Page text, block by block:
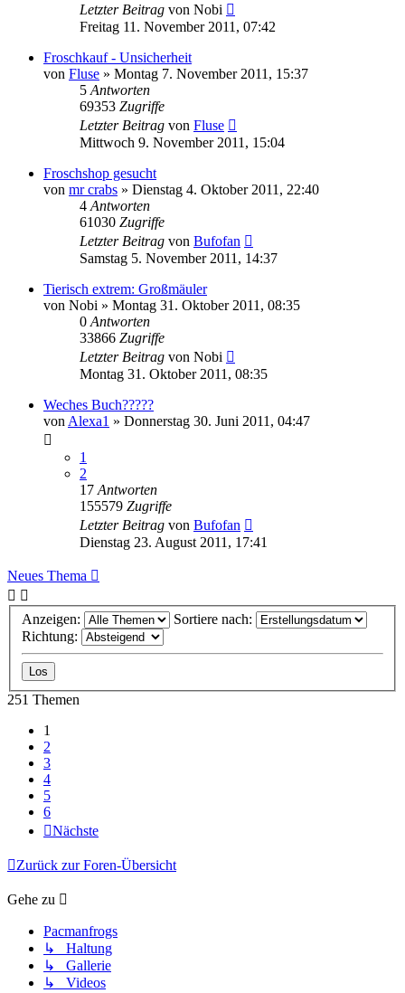
Letzter Beitrag von Nobi
Freitag 11. November 2011, 07:42
Froschkauf - Unsicherheit
von Fluse » Montag 7. November 2011, 15:37
5 Antworten
69353 Zugriffe
Letzter Beitrag von Fluse
Mittwoch 9. November 2011, 15:04
Froschshop gesucht
von mr crabs » Dienstag 4. Oktober 2011, 22:40
4 Antworten
61030 Zugriffe
Letzter Beitrag von Bufofan
Samstag 5. November 2011, 14:37
Tierisch extrem: Großmäuler
von Nobi » Montag 31. Oktober 2011, 08:35
0 Antworten
33866 Zugriffe
Letzter Beitrag von Nobi
Montag 31. Oktober 2011, 08:35
Weches Buch?????
von Alexa1 » Donnerstag 30. Juni 2011, 04:47
1
2
17 Antworten
155579 Zugriffe
Letzter Beitrag von Bufofan
Dienstag 23. August 2011, 17:41
Neues Thema
Anzeigen:
Sortiere nach:
Richtung:
251 Themen
1
2
3
4
5
6
Nächste
Zurück zur Foren-Übersicht
Gehe zu
Pacmanfrogs
↳ Haltung
↳ Gallerie
↳ Videos